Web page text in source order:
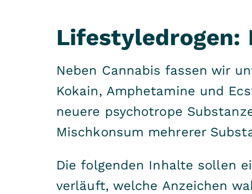
Lifestyledrogen:
Neben Cannabis fassen wir
Kokain, Amphetamine und
neuere psychotrope
Mischkonsum mehrerer
Die folgenden Inhalte sollen
verläuft, welche Anzeichen